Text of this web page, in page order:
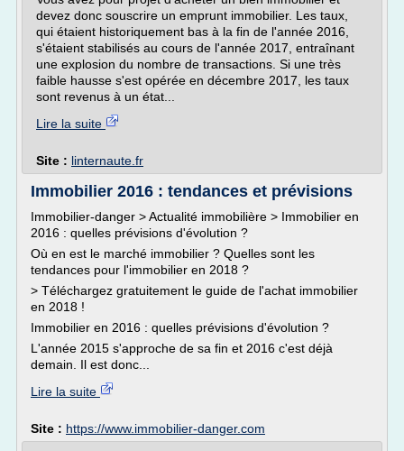
devez donc souscrire un emprunt immobilier. Les taux,
qui étaient historiquement bas à la fin de l'année 2016,
s'étaient stabilisés au cours de l'année 2017, entraînant
une explosion du nombre de transactions. Si une très
faible hausse s'est opérée en décembre 2017, les taux
sont revenus à un état...
Lire la suite
Site : linternaute.fr
Immobilier 2016 : tendances et prévisions
Immobilier-danger > Actualité immobilière > Immobilier en
2016 : quelles prévisions d'évolution ?
Où en est le marché immobilier ? Quelles sont les
tendances pour l'immobilier en 2018 ?
> Téléchargez gratuitement le guide de l'achat immobilier
en 2018 !
Immobilier en 2016 : quelles prévisions d'évolution ?
L'année 2015 s'approche de sa fin et 2016 c'est déjà
demain. Il est donc...
Lire la suite
Site : https://www.immobilier-danger.com